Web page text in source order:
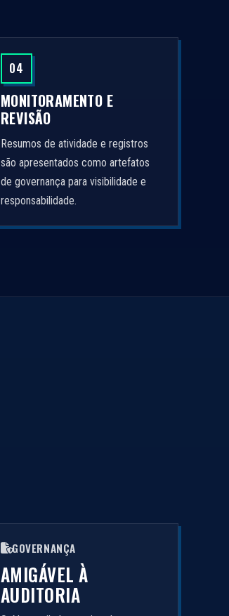
04
MONITORAMENTO E
REVISÃO
Resumos de atividade e registros
são apresentados como artefatos
de governança para visibilidade e
responsabilidade.
GOVERNANÇA
AMIGÁVEL À
AUDITORIA